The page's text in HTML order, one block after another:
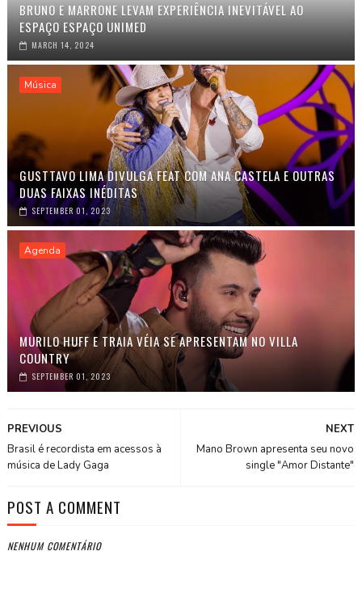
BRUNO E MARRONE LEVAM EXPERIÊNCIA INEVITÁVEL AO
ESPAÇO ESPAÇO UNIMED
MARCH 14, 2024
Música
GUSTTAVO LIMA DIVULGA FEAT COM ANA CASTELA E OUTRAS
DUAS FAIXAS INÉDITAS
SEPTEMBER 01, 2023
Agenda
MURILO HUFF E TRAIA VÉIA SE APRESENTAM NO VILLA
COUNTRY
SEPTEMBER 01, 2023
NEXT
Mano Brown apresenta seu novo
single "Amor Distante"
PREVIOUS
Brasil é recordista em acessos à
música de Lady Gaga
POST A COMMENT
NENHUM COMENTÁRIO